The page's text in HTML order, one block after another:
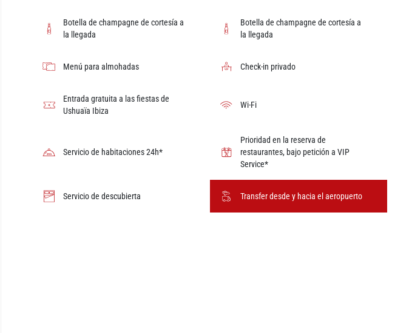
Botella de champagne de cortesía a
la llegada
Botella de champagne de cortesía a
la llegada
Menú para almohadas Check-in privado
Entrada gratuita a las fiestas de
Ushuaïa Ibiza
Wi-Fi
Servicio de habitaciones 24h*
Prioridad en la reserva de
restaurantes, bajo petición a VIP
Service*
Servicio de descubierta Transfer desde y hacia el aeropuerto